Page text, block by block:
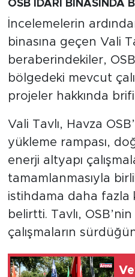
OSB İDARİ BİNASINDA
İncelemelerin
binasına geçen Vali
beraberindekiler,
bölgedeki mevcut
projeler hakkında
Vali Tavlı, Havza
yükleme rampası,
enerji altyapı
tamamlanmasıyla
istihdama daha fazla
belirtti. Tavlı,
çalışmaların